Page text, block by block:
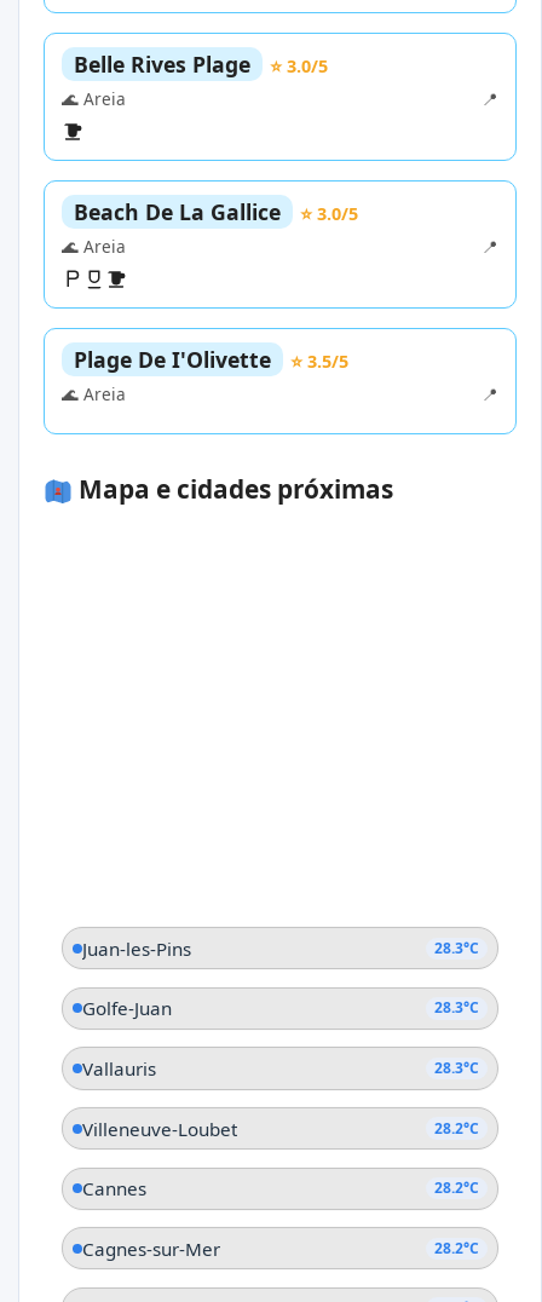
Belle Rives Plage
⭐ 3.0/5
🌊 Areia
📍
Beach De La Gallice
⭐ 3.0/5
🌊 Areia
📍
Plage De I'Olivette
⭐ 3.5/5
🌊 Areia
📍
Mapa e cidades próximas
Juan-les-Pins 28.3°C
Golfe-Juan 28.3°C
Vallauris 28.3°C
Villeneuve-Loubet 28.2°C
Cannes 28.2°C
Cagnes-sur-Mer 28.2°C